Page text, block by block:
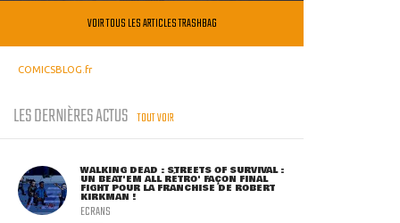
VOIR TOUS LES ARTICLES TRASHBAG
COMICSBLOG.fr
LES DERNIÈRES ACTUS TOUT VOIR
WALKING DEAD : STREETS OF SURVIVAL :
UN BEAT'EM ALL RÉTRO' FAÇON FINAL
FIGHT POUR LA FRANCHISE DE ROBERT
KIRKMAN !
ECRANS